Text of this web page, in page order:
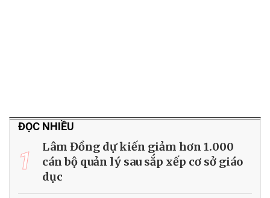
ĐỌC NHIỀU
1
Lâm Đồng dự kiến giảm hơn 1.000
cán bộ quản lý sau sắp xếp cơ sở giáo
dục